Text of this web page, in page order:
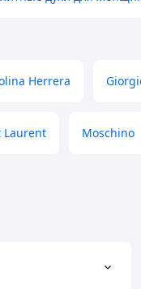
Herrera
Laurent Moschino